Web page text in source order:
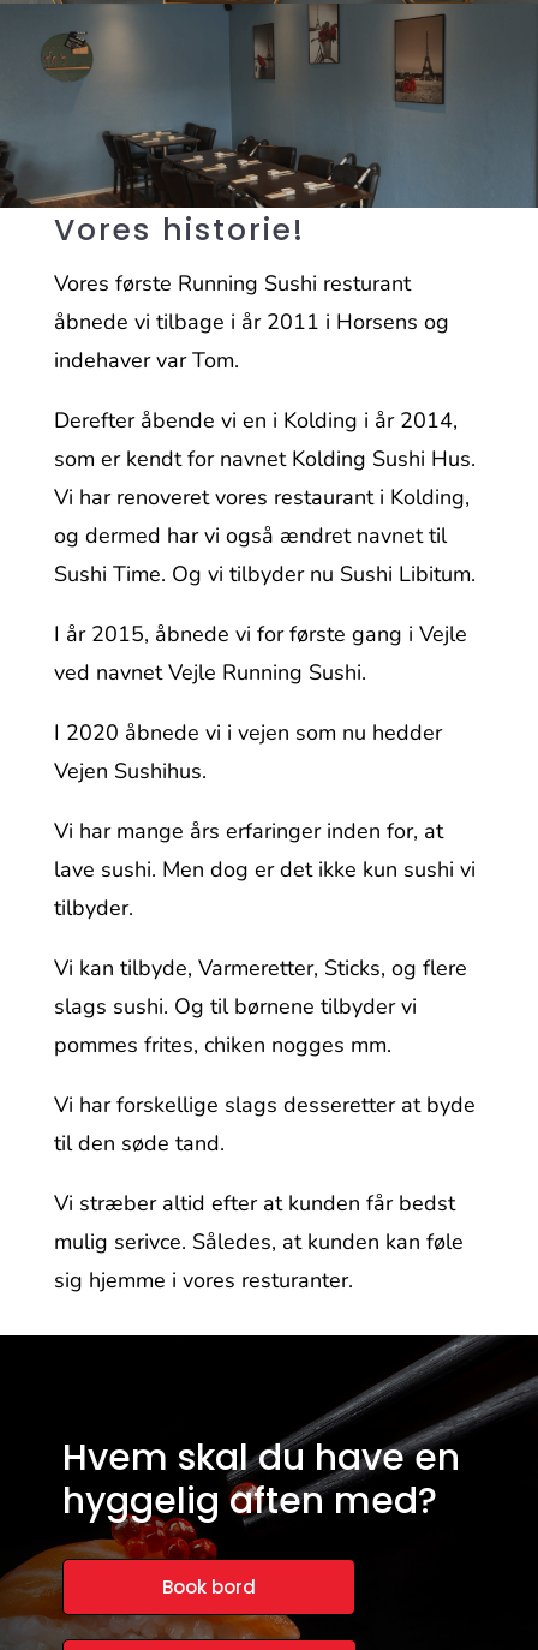
Vores historie!
Vores første Running Sushi resturant
åbnede vi tilbage i år 2011 i Horsens og
indehaver var Tom.
Derefter åbende vi en i Kolding i år 2014,
som er kendt for navnet Kolding Sushi Hus.
Vi har renoveret vores restaurant i Kolding,
og dermed har vi også ændret navnet til
Sushi Time. Og vi tilbyder nu Sushi Libitum.
I år 2015, åbnede vi for første gang i Vejle
ved navnet Vejle Running Sushi.
I 2020 åbnede vi i vejen som nu hedder
Vejen Sushihus.
Vi har mange års erfaringer inden for, at
lave sushi. Men dog er det ikke kun sushi vi
tilbyder.
Vi kan tilbyde, Varmeretter, Sticks, og flere
slags sushi. Og til børnene tilbyder vi
pommes frites, chiken nogges mm.
Vi har forskellige slags desseretter at byde
til den søde tand.
Vi stræber altid efter at kunden får bedst
mulig serivce. Således, at kunden kan føle
sig hjemme i vores resturanter.
Hvem skal du have en
hyggelig aften med?
Book bord